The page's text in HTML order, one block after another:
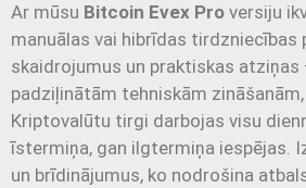
Ar mūsu Bitcoin Evex Pro versiju
manuālas vai hibrīdas
skaidrojumus un praktiskas
padziļinātām tehniskām
Kriptovalūtu tirgi darbojas visu
īstermiņa, gan ilgtermiņa iespējas.
un brīdinājumus, ko nodrošina